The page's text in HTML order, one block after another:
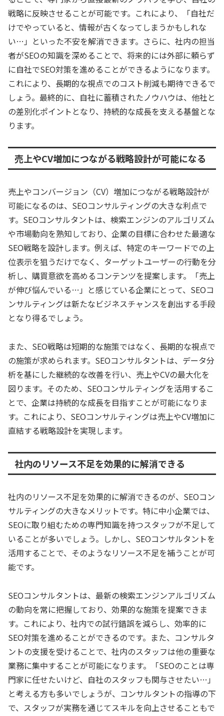
戦略に反映させることが可能です。これにより、「自社だ
けでやっていると、情報が古くなってしまうかもしれな
い…」といった不安を解消できます。さらに、社内の担当
者がSEOの知識を深めることで、将来的には外部に頼らず
に自社でSEO対策を進めることができるようになります。
これにより、長期的な視点でのコスト削減も期待できるで
しょう。最終的に、自社に蓄積されたノウハウは、他社と
の差別化ポイントとなり、持続的な成長を支える基盤とな
ります。
売上やCV増加につながる戦略設計が可能になる
売上やコンバージョン（CV）増加につながる戦略設計が
可能になるのは、SEOコンサルティングの大きな利点で
す。SEOコンサルタントは、検索エンジンのアルゴリズム
や市場動向を熟知しており、企業の目標に合わせた最適な
SEO戦略を設計します。例えば、特定のキーワードでの上
位表示を狙うだけでなく、ターゲットユーザーの行動を分
析し、購買意欲を高めるコンテンツを提案します。「売上
が伸び悩んでいる…」と感じている企業にとって、SEOコ
ンサルティングは新たなビジネスチャンスを創出する手段
となり得るでしょう。
また、SEO戦略は短期的な施策ではなく、長期的な視点で
の施策が求められます。SEOコンサルタントは、データ分
析を基にした継続的な改善を行い、売上やCVの最大化を
図ります。そのため、SEOコンサルティングを活用するこ
とで、企業は持続的な成長を目指すことが可能になりま
す。これにより、SEOコンサルティングは売上やCV増加に
直結する戦略設計を実現します。
社内のリソース不足を効果的に解消できる
社内のリソース不足を効果的に解消できるのが、SEOコン
サルティングの大きなメリットです。特に中小企業では、
SEOに取り組むための専門知識を持つスタッフが不足して
いることが多いでしょう。しかし、SEOコンサルタントを
活用することで、そのようなリソース不足を補うことが可
能です。
SEOコンサルタントは、最新の検索エンジンアルゴリズム
の動向を常に把握しており、効果的な施策を提案できま
す。これにより、社内での試行錯誤を減らし、効率的に
SEO対策を進めることができるのです。また、コンサルタ
ントの支援を受けることで、社内のスタッフは他の重要な
業務に集中することが可能になります。「SEOのことは専
門家に任せたいけど、自社のスタッフも関与させたい…」
と考える方も多いでしょうが、コンサルタントの指導の下
で、スタッフが実務を通じてスキルを向上させることもで